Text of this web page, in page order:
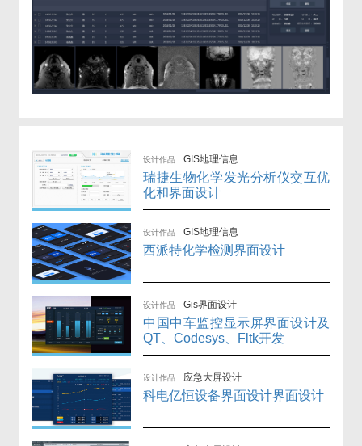
设计作品 GIS地理信息
瑞捷生物化学发光分析仪交互优
化和界面设计
设计作品 GIS地理信息
西派特化学检测界面设计
设计作品 Gis界面设计
中国中车监控显示屏界面设计及
QT、Codesys、Fltk开发
设计作品 应急大屏设计
科电亿恒设备界面设计界面设计